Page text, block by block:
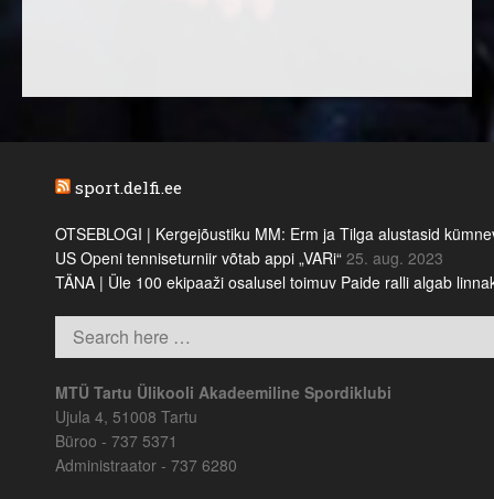
sport.delfi.ee
OTSEBLOGI | Kergejõustiku MM: Erm ja Tilga alustasid
US Openi tenniseturniir võtab appi „VARi“ 25. aug. 2023
TÄNA | Üle 100 ekipaaži osalusel toimuv Paide ralli algab
MTÜ Tartu Ülikooli Akadeemiline Spordiklubi
Ujula 4, 51008 Tartu
Büroo - 737 5371
Administraator - 737 6280